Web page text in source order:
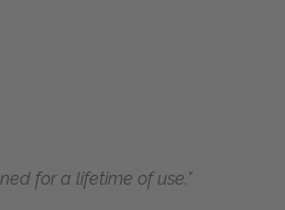
for a lifetime of use."